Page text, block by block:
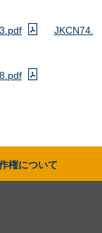
JKCN74.
権について